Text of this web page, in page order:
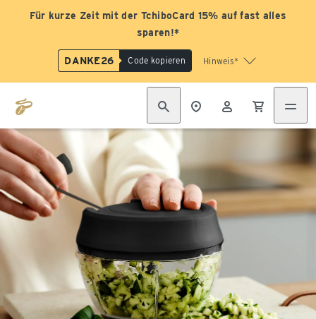
Für kurze Zeit mit der TchiboCard 15% auf fast alles
sparen!*
DANKE26 Code kopieren Hinweis*